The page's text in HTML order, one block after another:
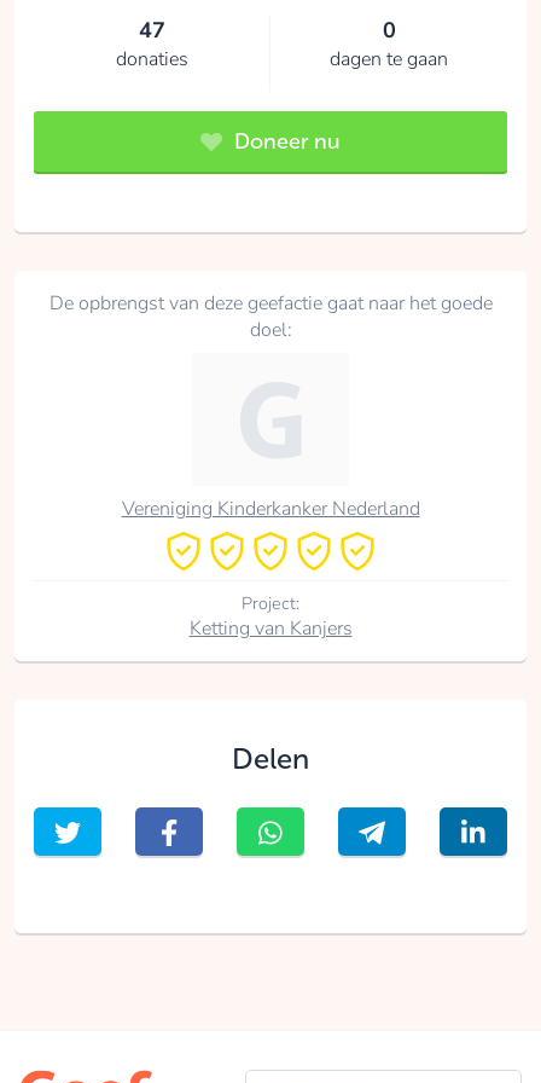
47
donaties
0
dagen te gaan
Doneer nu
De opbrengst van deze geefactie gaat naar het goede
doel:
Vereniging Kinderkanker Nederland
Project:
Ketting van Kanjers
Delen